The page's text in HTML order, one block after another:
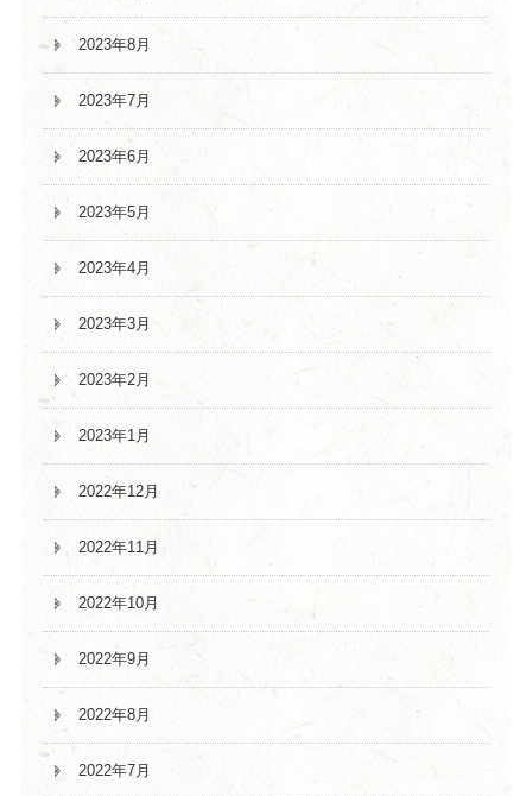
2023年8月
2023年7月
2023年6月
2023年5月
2023年4月
2023年3月
2023年2月
2023年1月
2022年12月
2022年11月
2022年10月
2022年9月
2022年8月
2022年7月